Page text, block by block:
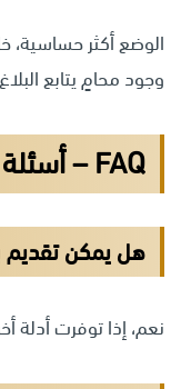
الوضع أكثر حساسية،
وجود محامٍ يتابع
FAQ – أسئلة شائعة
هل يمكن تقديم
نعم، إذا توفرت أدلة